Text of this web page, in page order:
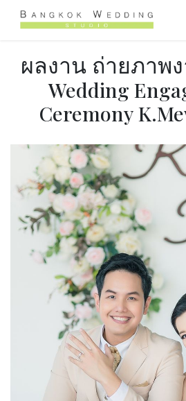
Skip to Content
ผลงาน ถ่ายภาพ
Wedding
Ceremony